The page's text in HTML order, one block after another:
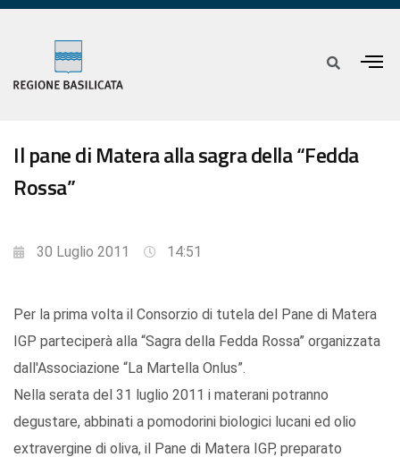
Il pane di Matera alla sagra della “Fedda
Rossa”
30 Luglio 2011 14:51
Per la prima volta il Consorzio di tutela del Pane di Matera
IGP parteciperà alla “Sagra della Fedda Rossa” organizzata
dall'Associazione “La Martella Onlus”.
Nella serata del 31 luglio 2011 i materani potranno
degustare, abbinati a pomodorini biologici lucani ed olio
extravergine di oliva, il Pane di Matera IGP, preparato